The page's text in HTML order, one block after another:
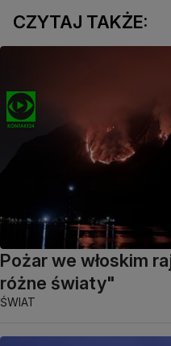
CZYTAJ TAKŻE:
Pożar we włoskim
różne światy"
ŚWIAT